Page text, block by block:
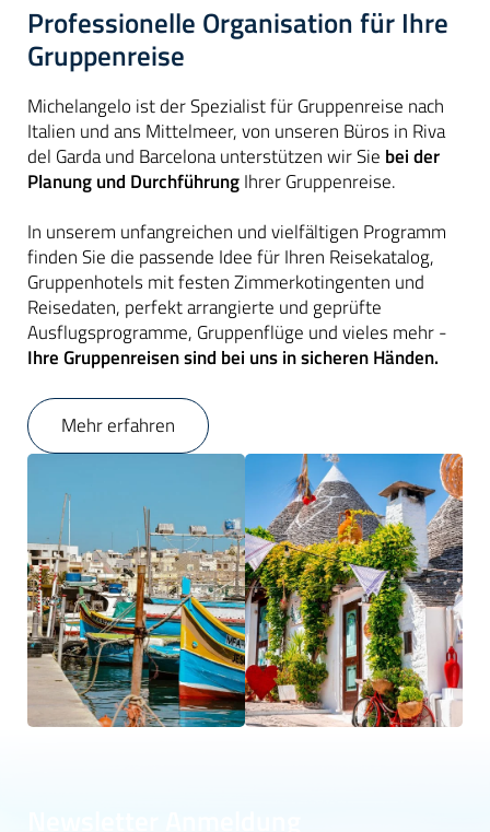
Professionelle Organisation für Ihre
Gruppenreise
Michelangelo ist der Spezialist für Gruppenreise nach
Italien und ans Mittelmeer, von unseren Büros in Riva
del Garda und Barcelona unterstützen wir Sie bei der
Planung und DurchführungIhrer Gruppenreise.
In unserem unfangreichen und vielfältigen Programm
finden Sie die passende Idee für Ihren Reisekatalog,
Gruppenhotels mit festen Zimmerkotingenten und
Reisedaten, perfekt arrangierte und geprüfte
Ausflugsprogramme, Gruppenflüge und vieles mehr -
Ihre Gruppenreisen sind bei uns in sicheren Händen.
Mehr erfahren